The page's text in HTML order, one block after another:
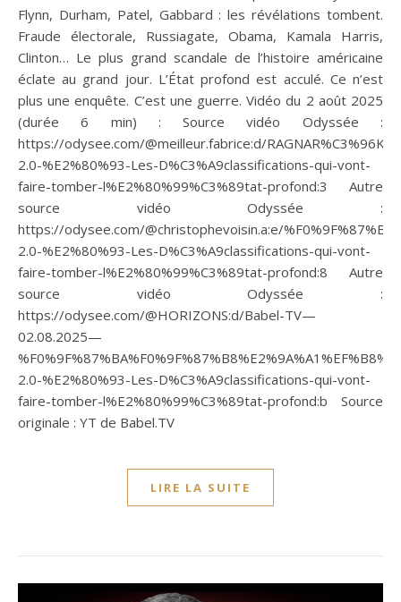
Flynn, Durham, Patel, Gabbard : les révélations tombent.
Fraude électorale, Russiagate, Obama, Kamala Harris,
Clinton… Le plus grand scandale de l’histoire américaine
éclate au grand jour. L’État profond est acculé. Ce n’est
plus une enquête. C’est une guerre. Vidéo du 2 août 2025
(durée 6 min) : Source vidéo Odyssée :
https://odysee.com/@meilleur.fabrice:d/RAGNAR%C3%96K-
2.0-%E2%80%93-Les-D%C3%A9classifications-qui-vont-
faire-tomber-l%E2%80%99%C3%89tat-profond:3 Autre
source vidéo Odyssée :
https://odysee.com/@christophevoisin.a:e/
2.0-%E2%80%93-Les-D%C3%A9classifications-qui-vont-
faire-tomber-l%E2%80%99%C3%89tat-profond:8 Autre
source vidéo Odyssée :
https://odysee.com/@HORIZONS:d/Babel-TV—
02.08.2025—
2.0-%E2%80%93-Les-D%C3%A9classifications-qui-vont-
faire-tomber-l%E2%80%99%C3%89tat-profond:b Source
originale : YT de Babel.TV
LIRE LA SUITE